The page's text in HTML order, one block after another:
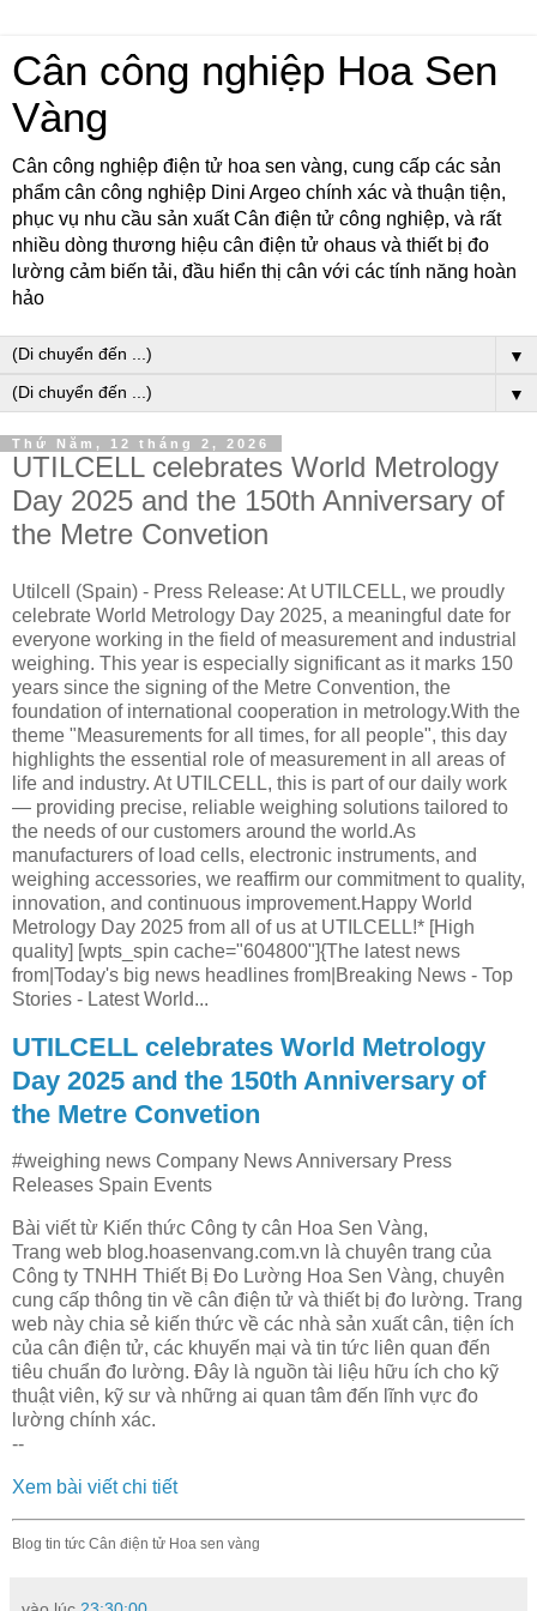
Cân công nghiệp Hoa Sen
Vàng
Cân công nghiệp điện tử hoa sen vàng, cung cấp các sản
phẩm cân công nghiệp Dini Argeo chính xác và thuận tiện,
phục vụ nhu cầu sản xuất Cân điện tử công nghiệp, và rất
nhiều dòng thương hiệu cân điện tử ohaus và thiết bị đo
lường cảm biến tải, đầu hiển thị cân với các tính năng hoàn
hảo
▼
▼
Thứ Năm, 12 tháng 2, 2026
UTILCELL celebrates World Metrology
Day 2025 and the 150th Anniversary of
the Metre Convetion
Utilcell (Spain) - Press Release: At UTILCELL, we proudly
celebrate World Metrology Day 2025, a meaningful date for
everyone working in the field of measurement and industrial
weighing. This year is especially significant as it marks 150
years since the signing of the Metre Convention, the
foundation of international cooperation in metrology.With the
theme "Measurements for all times, for all people", this day
highlights the essential role of measurement in all areas of
life and industry. At UTILCELL, this is part of our daily work
— providing precise, reliable weighing solutions tailored to
the needs of our customers around the world.As
manufacturers of load cells, electronic instruments, and
weighing accessories, we reaffirm our commitment to quality,
innovation, and continuous improvement.Happy World
Metrology Day 2025 from all of us at UTILCELL!* [High
quality] [wpts_spin cache="604800"]{The latest news
from|Today's big news headlines from|Breaking News - Top
Stories - Latest World...
UTILCELL celebrates World Metrology
Day 2025 and the 150th Anniversary of
the Metre Convetion
#weighing news Company News Anniversary Press
Releases Spain Events
Bài viết từ Kiến thức Công ty cân Hoa Sen Vàng,
Trang web blog.hoasenvang.com.vn là chuyên trang của
Công ty TNHH Thiết Bị Đo Lường Hoa Sen Vàng, chuyên
cung cấp thông tin về cân điện tử và thiết bị đo lường. Trang
web này chia sẻ kiến thức về các nhà sản xuất cân, tiện ích
của cân điện tử, các khuyến mại và tin tức liên quan đến
tiêu chuẩn đo lường. Đây là nguồn tài liệu hữu ích cho kỹ
thuật viên, kỹ sư và những ai quan tâm đến lĩnh vực đo
lường chính xác.
--
Xem bài viết chi tiết
Blog tin tức Cân điện tử Hoa sen vàng